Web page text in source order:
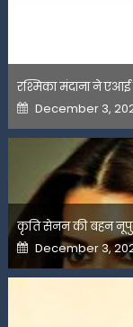
रश्मिका मंदाना ने
Posted
on
December 3,
कृति सेनन की बहन
Posted
on
December 3,